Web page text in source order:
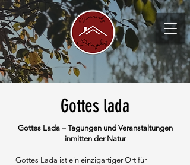
Gottes lada
Gottes Lada – Tagungen und Veranstaltungen
inmitten der Natur
Gottes Lada ist ein einzigartiger Ort für